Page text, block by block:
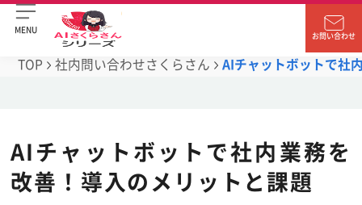
MENU
お問い合わせ
TOP 社内問い合わせさくらさん AIチャットボットで社
AIチャットボットで社内業務を
改善！導入のメリットと課題